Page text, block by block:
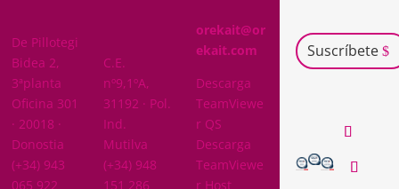
De Pillotegi
Bidea 2,
3ªplanta
Oficina 301
· 20018 ·
Donostia
(+34) 943
065 922
C.E.
nº9,1ºA,
31192 · Pol.
Ind.
Mutilva
(+34) 948
151 286
orekait@or
ekait.com
Descarga
TeamViewe
r QS
Descarga
TeamViewe
r Host
Suscríbete